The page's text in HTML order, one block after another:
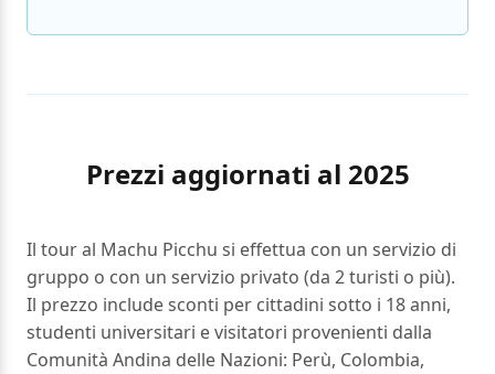
Prezzi aggiornati al 2025
Il tour al Machu Picchu si effettua con un servizio di
gruppo o con un servizio privato (da 2 turisti o più).
Il prezzo include sconti per cittadini sotto i 18 anni,
studenti universitari e visitatori provenienti dalla
Comunità Andina delle Nazioni: Perù, Colombia,